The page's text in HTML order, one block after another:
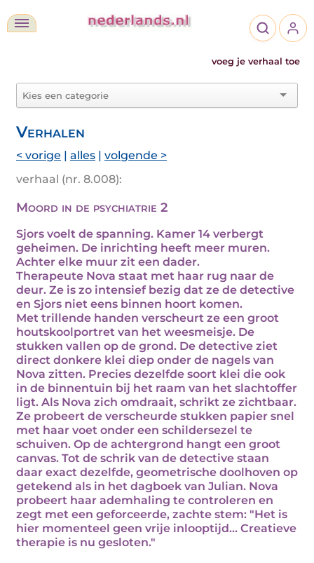
voeg je verhaal toe
Verhalen
< vorige | alles | volgende >
verhaal (nr. 8.008):
Moord in de psychiatrie 2
Sjors voelt de spanning. Kamer 14 verbergt
geheimen. De inrichting heeft meer muren.
Achter elke muur zit een dader.
Therapeute Nova staat met haar rug naar de
deur. Ze is zo intensief bezig dat ze de detective
en Sjors niet eens binnen hoort komen.
Met trillende handen verscheurt ze een groot
houtskoolportret van het weesmeisje. De
stukken vallen op de grond. De detective ziet
direct donkere klei diep onder de nagels van
Nova zitten. Precies dezelfde soort klei die ook
in de binnentuin bij het raam van het slachtoffer
ligt. Als Nova zich omdraait, schrikt ze zichtbaar.
Ze probeert de verscheurde stukken papier snel
met haar voet onder een schildersezel te
schuiven. Op de achtergrond hangt een groot
canvas. Tot de schrik van de detective staan
daar exact dezelfde, geometrische doolhoven op
getekend als in het dagboek van Julian. Nova
probeert haar ademhaling te controleren en
zegt met een geforceerde, zachte stem: "Het is
hier momenteel geen vrije inlooptijd... Creatieve
therapie is nu gesloten."